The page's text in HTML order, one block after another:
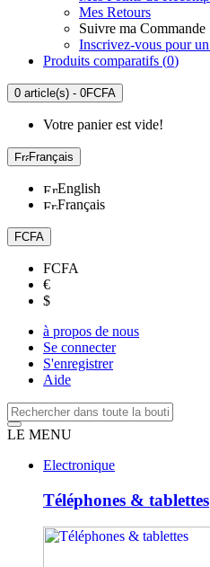
Mes Retours
Suivre ma Commande
Inscrivez-vous pour
Produits comparatifs (0)
0 article(s) - 0FCFA
Votre panier est vide!
Français
English
Français
FCFA
FCFA
€
$
à propos de nous
Se connecter
S'enregistrer
Aide
LE MENU
Electronique
Téléphones & tablettes